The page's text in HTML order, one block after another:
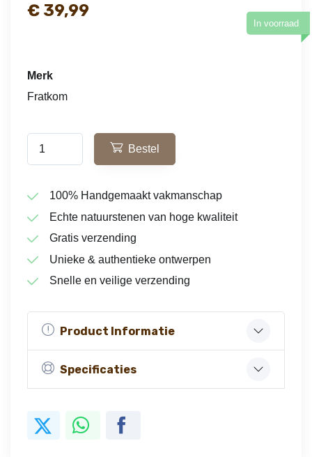
€ 39,99
In voorraad
Merk
Fratkom
Bestel
100% Handgemaakt vakmanschap
Echte natuurstenen van hoge kwaliteit
Gratis verzending
Unieke & authentieke ontwerpen
Snelle en veilige verzending
Product Informatie
Specificaties